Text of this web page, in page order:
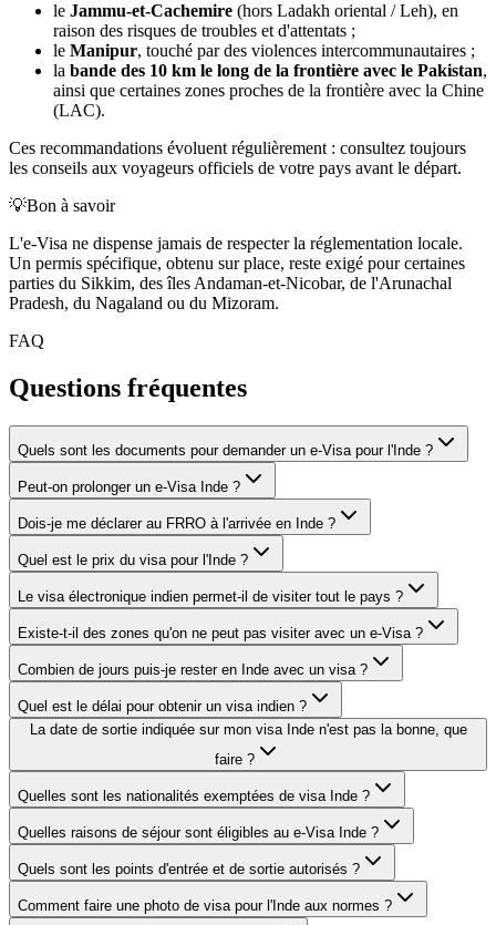
le Jammu-et-Cachemire (hors Ladakh oriental / Leh), en
raison des risques de troubles et d'attentats ;
le Manipur, touché par des violences intercommunautaires ;
la bande des 10 km le long de la frontière avec le Pakistan,
ainsi que certaines zones proches de la frontière avec la Chine
(LAC).
Ces recommandations évoluent régulièrement : consultez toujours
les conseils aux voyageurs officiels de votre pays avant le départ.
💡Bon à savoir
L'e-Visa ne dispense jamais de respecter la réglementation locale.
Un permis spécifique, obtenu sur place, reste exigé pour certaines
parties du Sikkim, des îles Andaman-et-Nicobar, de l'Arunachal
Pradesh, du Nagaland ou du Mizoram.
FAQ
Questions fréquentes
Quels sont les documents pour demander un e-Visa pour l'Inde ?
Peut-on prolonger un e-Visa Inde ?
Dois-je me déclarer au FRRO à l'arrivée en Inde ?
Quel est le prix du visa pour l'Inde ?
Le visa électronique indien permet-il de visiter tout le pays ?
Existe-t-il des zones qu'on ne peut pas visiter avec un e-Visa ?
Combien de jours puis-je rester en Inde avec un visa ?
Quel est le délai pour obtenir un visa indien ?
La date de sortie indiquée sur mon visa Inde n'est pas la bonne, que
faire ?
Quelles sont les nationalités exemptées de visa Inde ?
Quelles raisons de séjour sont éligibles au e-Visa Inde ?
Quels sont les points d'entrée et de sortie autorisés ?
Comment faire une photo de visa pour l'Inde aux normes ?